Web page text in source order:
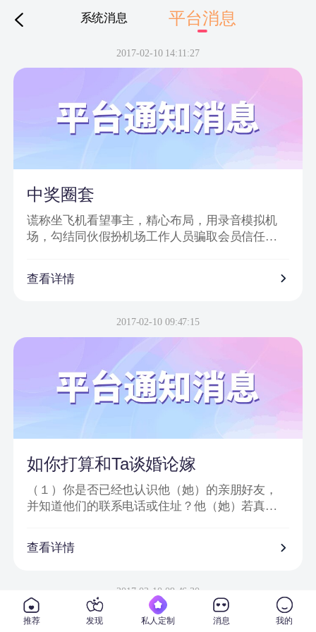
系统消息 平台消息
下拉刷新
2017-02-10 14:11:27
中奖圈套
谎称坐飞机看望事主，精心布局，用录音模拟机
场，勾结同伙假扮机场工作人员骗取会员信任，
诈骗特点：
信息或节目邀请嘉宾、网站会员为信件内容；
2、骗子以＂消息提示员XX＂、＂送礼员XX＂等
3、把中奖诈骗信息发到会员手机上，要求会员登
录一个钓鱼网站进行汇款；
4、虚假信息为避免系统筛查及一般由大量符号或
查看详情
2017-02-10 09:47:15
如你打算和Ta谈婚论嫁
（１）你是否已经也认识他（她）的亲朋好友，
并知道他们的联系电话或住址？他（她）若真心
私人社交圈子。
信他（她）真的在那里从事着他（她）所说的工
作？
查看详情
2017-02-10 09:46:30
推荐 发现 私人定制 消息 我的